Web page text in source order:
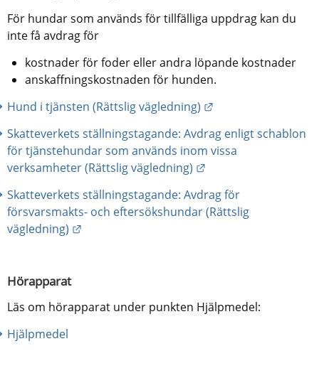
För hundar som används för tillfälliga uppdrag kan du
inte få avdrag för
kostnader för foder eller andra löpande kostnader
anskaffningskostnaden för hunden.
Hund i tjänsten (Rättslig vägledning)
Skatteverkets ställningstagande: Avdrag enligt schablon
för tjänstehundar som används inom vissa
verksamheter (Rättslig vägledning)
Skatteverkets ställningstagande: Avdrag för
försvarsmakts- och eftersökshundar (Rättslig
vägledning)
Hörapparat
Läs om hörapparat under punkten Hjälpmedel:
Hjälpmedel